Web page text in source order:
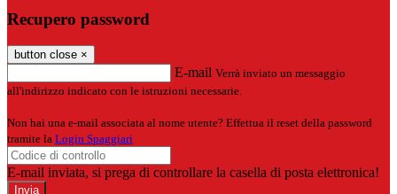
Recupero password
button close ×
E-mail Verrà inviato un messaggio
all'indirizzo indicato con le istruzioni necessarie.
Non hai una e-mail associata al nome utente? Effettua il reset della password
tramite la Login Spaggiari
E-mail inviata, si prega di controllare la casella di posta elettronica!